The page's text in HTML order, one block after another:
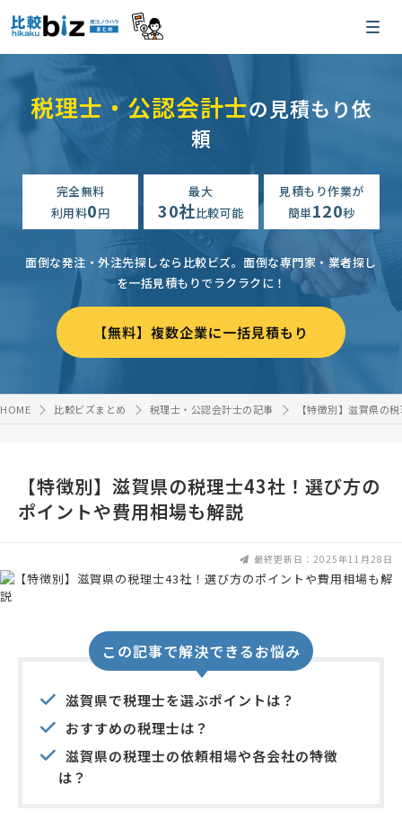
税理士・公認会計士の見積もり依
頼
完全無料
利用料0円
最大
30社比較可能
見積もり作業が
簡単120秒
面倒な発注・外注先探しなら比較ビズ。 面倒な専門家・業者探し
を一括見積もりでラクラクに！
【無料】複数企業に一括見積もり
HOME 比較ビズまとめ 税理士・公認会計士の記事 【特徴別】滋賀県の
【特徴別】滋賀県の税理士43社！選び方の
ポイントや費用相場も解説
最終更新日：2025年11月28日
この記事で解決できるお悩み
滋賀県で税理士を選ぶポイントは？
おすすめの税理士は？
滋賀県の税理士の依頼相場や各会社の特徴
は？